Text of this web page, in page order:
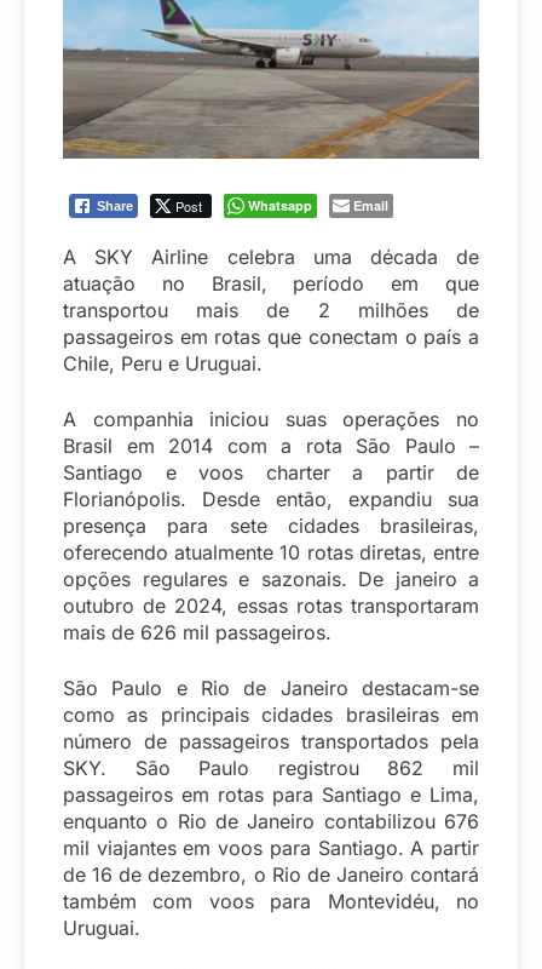
Share Post Whatsapp Email
A SKY Airline celebra uma década de
atuação no Brasil, período em que
transportou mais de 2 milhões de
passageiros em rotas que conectam o país a
Chile, Peru e Uruguai.
A companhia iniciou suas operações no
Brasil em 2014 com a rota São Paulo –
Santiago e voos charter a partir de
Florianópolis. Desde então, expandiu sua
presença para sete cidades brasileiras,
oferecendo atualmente 10 rotas diretas, entre
opções regulares e sazonais. De janeiro a
outubro de 2024, essas rotas transportaram
mais de 626 mil passageiros.
São Paulo e Rio de Janeiro destacam-se
como as principais cidades brasileiras em
número de passageiros transportados pela
SKY. São Paulo registrou 862 mil
passageiros em rotas para Santiago e Lima,
enquanto o Rio de Janeiro contabilizou 676
mil viajantes em voos para Santiago. A partir
de 16 de dezembro, o Rio de Janeiro contará
também com voos para Montevidéu, no
Uruguai.